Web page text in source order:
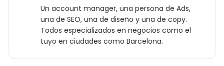
Un account manager, una persona de Ads,
una de SEO, una de diseño y una de copy.
Todos especializados en negocios como el
tuyo en ciudades como Barcelona.